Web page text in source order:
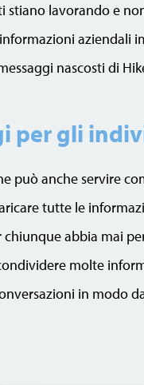
stiano lavorando e
aziendali
nascosti di
per gli
può anche servire
tutte le
abbia mai
molte
in modo